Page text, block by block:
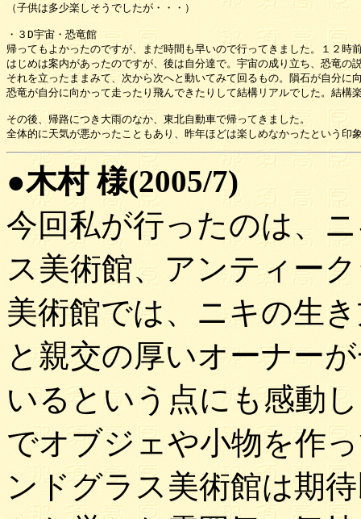
（子供は多少楽しそうでしたが・・・）
・３D宇宙・恐竜館
帰ってもよかったのですが、まだ時間も早いので行ってきました。１２時
はじめは案内があったのですが、後は自分達で。宇宙の成り立ち、恐竜の
それを立ったままみて、次から次へと動いてみて回るもの。隕石が自分に
恐竜が自分に向かって走ったり飛んできたりして結構リアルでした。結構
その後、帰路につき大雨のなか、東北自動車で帰ってきました。
●木村 様(2005/7)
今回私が行ったのは、
ス美術館、アンティー
美術館では、ニキの生
と親交の厚いオーナー
いるという点にも感動
でオブジェや小物を作
ンドグラス美術館は期